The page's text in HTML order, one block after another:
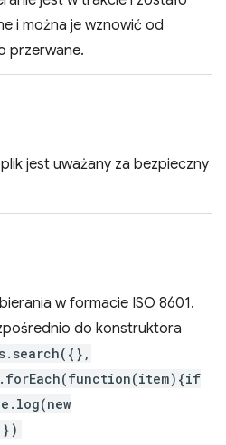
i można je wznowić od
przerwane.
jest uważany za bezpieczny
w formacie ISO 8601.
do konstruktora